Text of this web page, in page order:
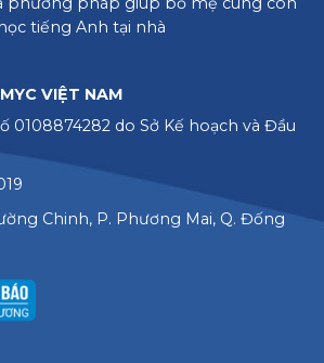
tiếng Anh tại nhà
VIỆT NAM
0108874282 do Sở Kế hoạch và Đầu
Chinh, P. Phương Mai, Q. Đống